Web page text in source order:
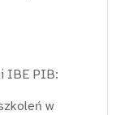
IBE PIB:
w